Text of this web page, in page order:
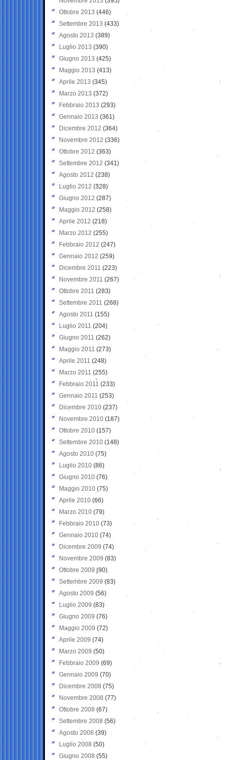
Ottobre 2013 (446)
Settembre 2013 (433)
Agosto 2013 (389)
Luglio 2013 (390)
Giugno 2013 (425)
Maggio 2013 (413)
Aprile 2013 (345)
Marzo 2013 (372)
Febbraio 2013 (293)
Gennaio 2013 (361)
Dicembre 2012 (364)
Novembre 2012 (336)
Ottobre 2012 (363)
Settembre 2012 (341)
Agosto 2012 (238)
Luglio 2012 (328)
Giugno 2012 (287)
Maggio 2012 (258)
Aprile 2012 (218)
Marzo 2012 (255)
Febbraio 2012 (247)
Gennaio 2012 (259)
Dicembre 2011 (223)
Novembre 2011 (267)
Ottobre 2011 (283)
Settembre 2011 (268)
Agosto 2011 (155)
Luglio 2011 (204)
Giugno 2011 (262)
Maggio 2011 (273)
Aprile 2011 (248)
Marzo 2011 (255)
Febbraio 2011 (233)
Gennaio 2011 (253)
Dicembre 2010 (237)
Novembre 2010 (187)
Ottobre 2010 (157)
Settembre 2010 (148)
Agosto 2010 (75)
Luglio 2010 (86)
Giugno 2010 (76)
Maggio 2010 (75)
Aprile 2010 (66)
Marzo 2010 (79)
Febbraio 2010 (73)
Gennaio 2010 (74)
Dicembre 2009 (74)
Novembre 2009 (83)
Ottobre 2009 (90)
Settembre 2009 (83)
Agosto 2009 (56)
Luglio 2009 (83)
Giugno 2009 (76)
Maggio 2009 (72)
Aprile 2009 (74)
Marzo 2009 (50)
Febbraio 2009 (69)
Gennaio 2009 (70)
Dicembre 2008 (75)
Novembre 2008 (77)
Ottobre 2008 (67)
Settembre 2008 (56)
Agosto 2008 (39)
Luglio 2008 (50)
Giugno 2008 (55)